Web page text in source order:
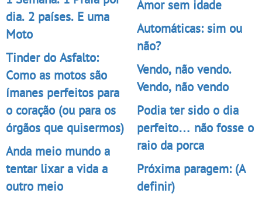
dia. 2 países. E uma
Moto
Tinder do Asfalto:
Como as motos são
ímanes perfeitos para
o coração (ou para os
órgãos que quisermos)
Anda meio mundo a
tentar lixar a vida a
outro meio
Amor sem idade
Automáticas: sim ou
não?
Vendo, não vendo.
Vendo, não vendo
Podia ter sido o dia
perfeito… não fosse o
raio da porca
Próxima paragem: (A
definir)